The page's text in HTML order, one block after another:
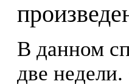
В данном
две